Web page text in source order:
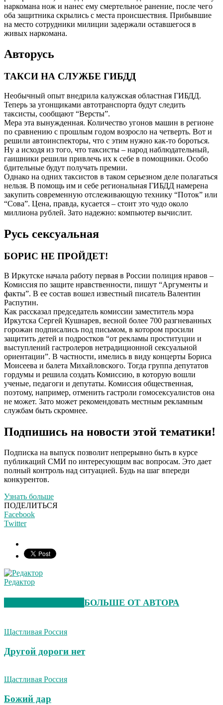
наркомана нож и нанес ему смертельное ранение, после чего
оба защитника скрылись с места происшествия. Прибывшие
на место сотрудники милиции задержали оставшегося в
живых наркомана.
Авторусь
ТАКСИ НА СЛУЖБЕ ГИБДД
Необычный опыт внедрила калужская областная ГИБДД.
Теперь за угонщиками автотранспорта будут следить
таксисты, сообщают “Версты”.
Мера эта вынужденная. Количество угонов машин в регионе
по сравнению с прошлым годом возросло на четверть. Вот и
решили автоинспекторы, что с этим нужно как-то бороться.
Ну а исходя из того, что таксисты – народ наблюдательный,
гаишники решили привлечь их к себе в помощники. Особо
бдительные будут получать премии.
Однако на одних таксистов в таком серьезном деле полагаться
нельзя. В помощь им и себе региональная ГИБДД намерена
закупить современную отслеживающую технику “Поток” или
“Сова”. Цена, правда, кусается – стоит это чудо около
миллиона рублей. Зато надежно: компьютер вычислит.
Русь сексуальная
БОРИС НЕ ПРОЙДЕТ!
В Иркутске начала работу первая в России полиция нравов –
Комиссия по защите нравственности, пишут “Аргументы и
факты”. В ее состав вошел известный писатель Валентин
Распутин.
Как рассказал председатель комиссии заместитель мэра
Иркутска Сергей Кушнарев, весной более 700 разгневанных
горожан подписались под письмом, в котором просили
защитить детей и подростков “от рекламы проституции и
выступлений гастролеров нетрадиционной сексуальной
ориентации”. В частности, имелись в виду концерты Бориса
Моисеева и балета Михайловского. Тогда группа депутатов
гордумы и решила создать Комиссию, в которую вошли
ученые, педагоги и депутаты. Комиссия общественная,
поэтому, например, отменить гастроли гомосексуалистов она
не может. Зато может рекомендовать местным рекламным
службам быть скромнее.
Подпишись на новости этой тематики!
Подписка на выпуск позволит непрерывно быть в курсе
публикаций СМИ по интересующим вас вопросам. Это дает
полный контроль над ситуацией. Будь на шаг впереди
конкурентов.
Узнать больше
ПОДЕЛИТЬСЯ
Facebook
Twitter
Редактор
БОЛЬШЕ ОТ АВТОРА
Щастливая Россия
Другой дороги нет
Щастливая Россия
Божий дар